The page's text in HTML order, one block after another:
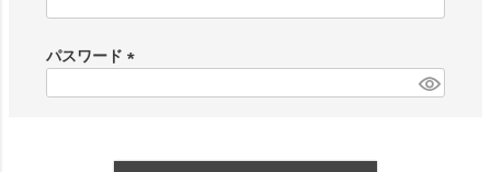
)
パスワード